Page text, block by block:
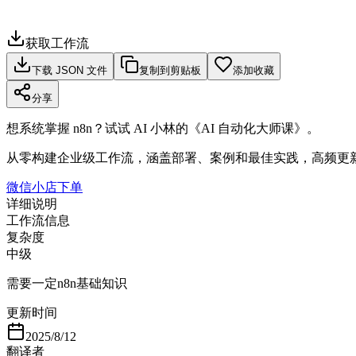
获取工作流
下载 JSON 文件 复制到剪贴板 添加收藏
分享
想系统掌握 n8n？试试 AI 小林的《AI 自动化大师课》。
从零构建企业级工作流，涵盖部署、案例和最佳实践，高频更
微信小店下单
详细说明
工作流信息
复杂度
中级
需要一定n8n基础知识
更新时间
2025/8/12
翻译者